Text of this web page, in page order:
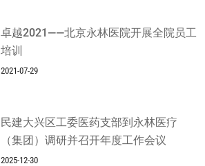
卓越2021——北京永林医院开展全院员工
培训
2021-07-29
民建大兴区工委医药支部到永林医疗
（集团）调研并召开年度工作会议
2025-12-30